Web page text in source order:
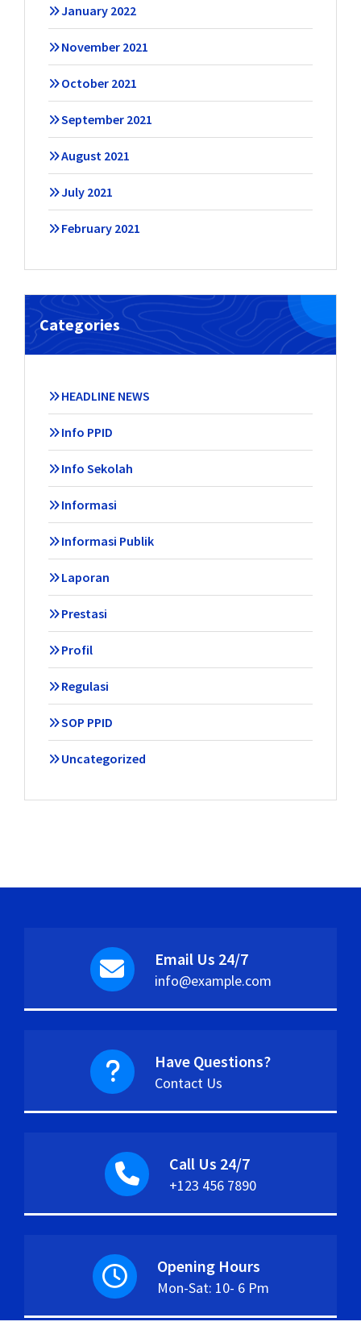
January 2022
November 2021
October 2021
September 2021
August 2021
July 2021
February 2021
Categories
HEADLINE NEWS
Info PPID
Info Sekolah
Informasi
Informasi Publik
Laporan
Prestasi
Profil
Regulasi
SOP PPID
Uncategorized
Email Us 24/7
info@example.com
Have Questions?
Contact Us
Call Us 24/7
+123 456 7890
Opening Hours
Mon-Sat: 10- 6 Pm